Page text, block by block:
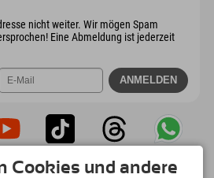
nicht weiter. Wir mögen Spam
Eine Abmeldung ist jederzeit
Cookies und andere